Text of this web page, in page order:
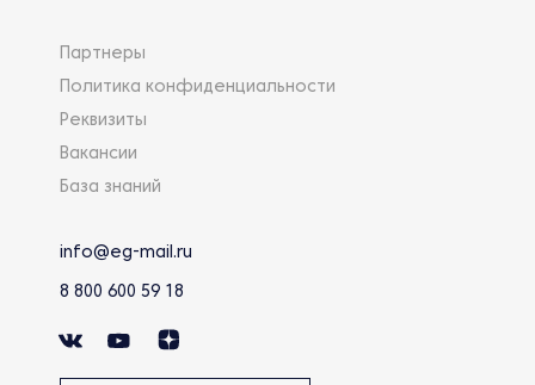
Партнеры
Политика конфиденциальности
Реквизиты
Вакансии
База знаний
info@eg-mail.ru
8 800 600 59 18